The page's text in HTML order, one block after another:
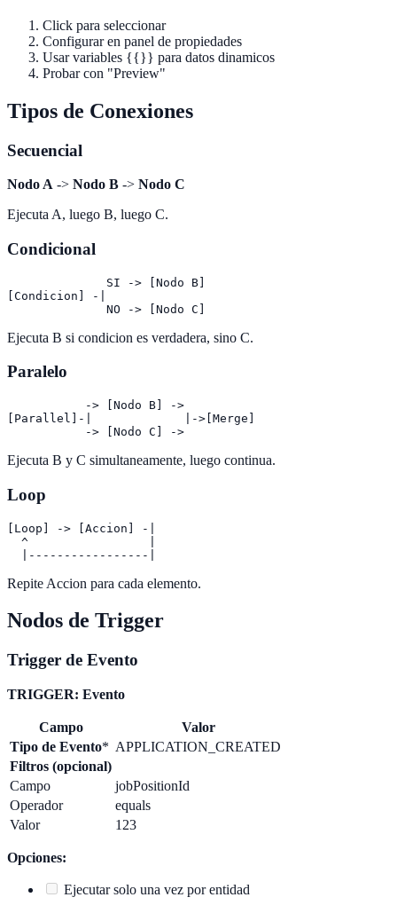
Click para seleccionar
Configurar en panel de propiedades
Usar variables {{}} para datos dinamicos
Probar con "Preview"
Tipos de Conexiones
Secuencial
Nodo A -> Nodo B -> Nodo C
Ejecuta A, luego B, luego C.
Condicional
              SI -> [Nodo B]
[Condicion] -|
Ejecuta B si condicion es verdadera, sino C.
Paralelo
           -> [Nodo B] ->
[Parallel]-|             |->[Merge]
Ejecuta B y C simultaneamente, luego continua.
Loop
[Loop] -> [Accion] -|
  ^                 |
Repite Accion para cada elemento.
Nodos de Trigger
Trigger de Evento
TRIGGER: Evento
Campo
Valor
Tipo de Evento* APPLICATION_CREATED
Filtros (opcional)
Campo
jobPositionId
Operador
equals
Valor
123
Opciones:
Ejecutar solo una vez por entidad